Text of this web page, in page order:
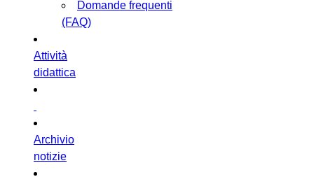
Domande frequenti
(FAQ)
Attività
didattica
Archivio
notizie